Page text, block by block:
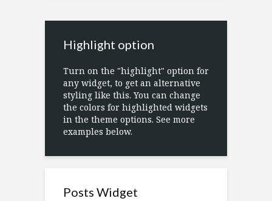
Highlight option
Turn on the "highlight" option for
any widget, to get an alternative
styling like this. You can change
the colors for highlighted widgets
in the theme options. See more
examples below.
Posts Widget